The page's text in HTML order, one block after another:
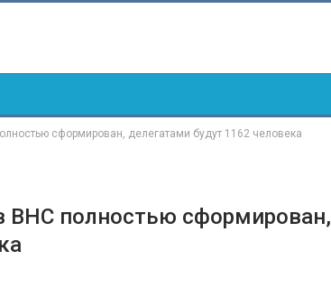
сформирован, делегатами будут 1162 человека
ВНС полностью сформирован,